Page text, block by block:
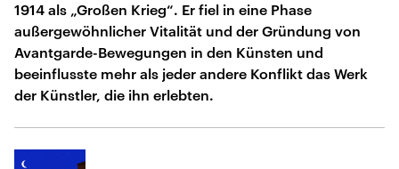
1914 als „Großen Krieg“. Er fiel in eine Phase
außergewöhnlicher Vitalität und der Gründung von
Avantgarde-Bewegungen in den Künsten und
beeinflusste mehr als jeder andere Konflikt das Werk
der Künstler, die ihn erlebten.